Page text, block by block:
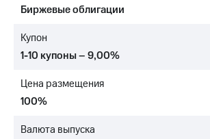
Достижения
Интервью
отчетность
Биржевые облигации
Купон
1-10 купоны – 9,00%
Цена размещения
100%
Валюта выпуска